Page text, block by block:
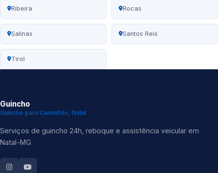
Ribeira Rocas
Salinas Santos Reis
Tirol
Guincho
Guincho para Caminhão, Natal
Serviços de guincho 24h, reboque e assistência veicular em
Natal-MG.